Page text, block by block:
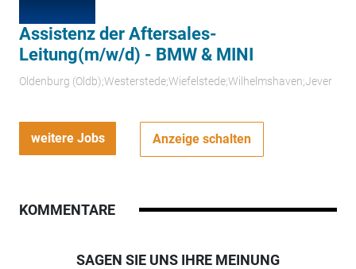
Assistenz der Aftersales-
Leitung(m/w/d) - BMW & MINI
Oldenburg (Oldb);Westerstede;Wiefelstede;Wilhelmshaven;Jever
weitere Jobs Anzeige schalten
KOMMENTARE
SAGEN SIE UNS IHRE MEINUNG